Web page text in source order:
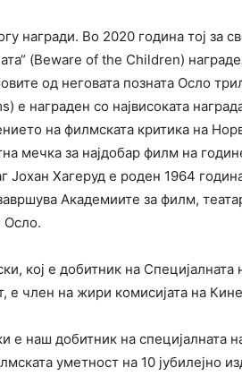
награди. Во 2020 година тој за
(Beware of the Children)
од неговата позната Осло
е награден со највисоката
на филмската критика на
мечка за најдобар филм на
Хагеруд е роден 1964
Академиите за филм,
Осло.
кој е добитник на Специјалната
е член на жири комисијата на
наш добитник на специјалната
уметност на 10 јубилејно